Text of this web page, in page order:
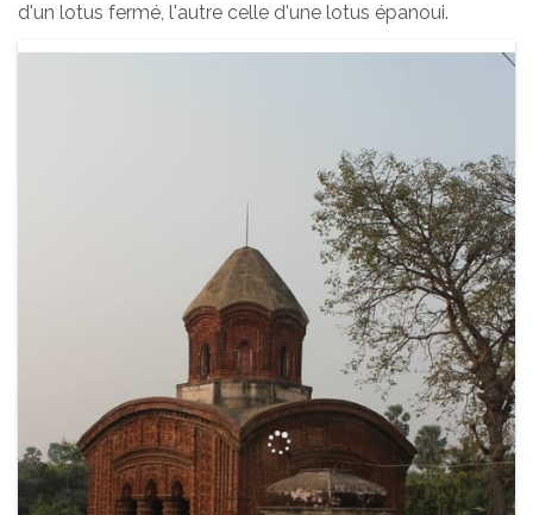
d'un lotus fermé, l'autre celle d'une lotus épanoui.